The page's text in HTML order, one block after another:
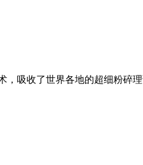
吸收了世界各地的超细粉碎